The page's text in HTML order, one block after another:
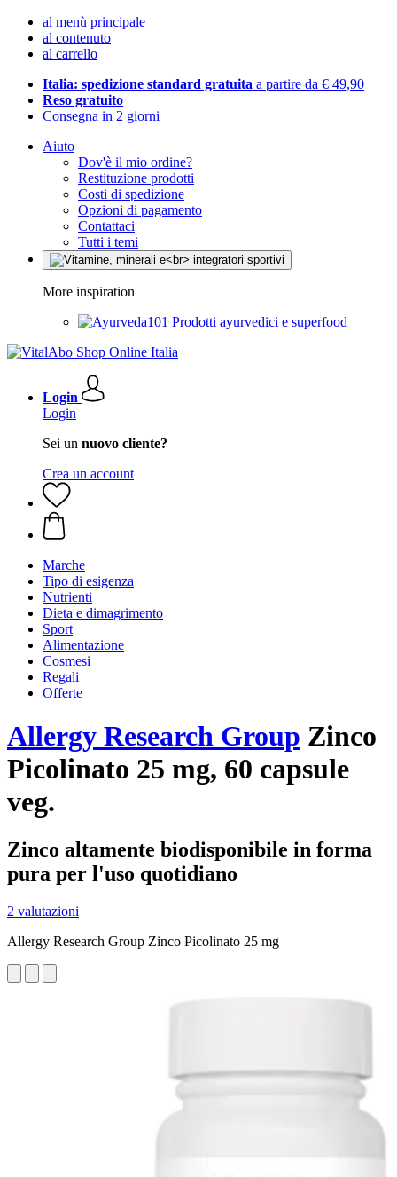
al menù principale
al contenuto
al carrello
Italia: spedizione standard gratuita a partire da € 49,90
Reso gratuito
Consegna in 2 giorni
Aiuto
Dov'è il mio ordine?
Restituzione prodotti
Costi di spedizione
Opzioni di pagamento
Contattaci
Tutti i temi
More inspiration
Prodotti ayurvedici e superfood
Login
Login
Sei un nuovo cliente?
Crea un account
Marche
Tipo di esigenza
Nutrienti
Dieta e dimagrimento
Sport
Alimentazione
Cosmesi
Regali
Offerte
Allergy Research Group Zinco
Picolinato 25 mg, 60 capsule
veg.
Zinco altamente biodisponibile in forma
pura per l'uso quotidiano
2 valutazioni
Allergy Research Group Zinco Picolinato 25 mg